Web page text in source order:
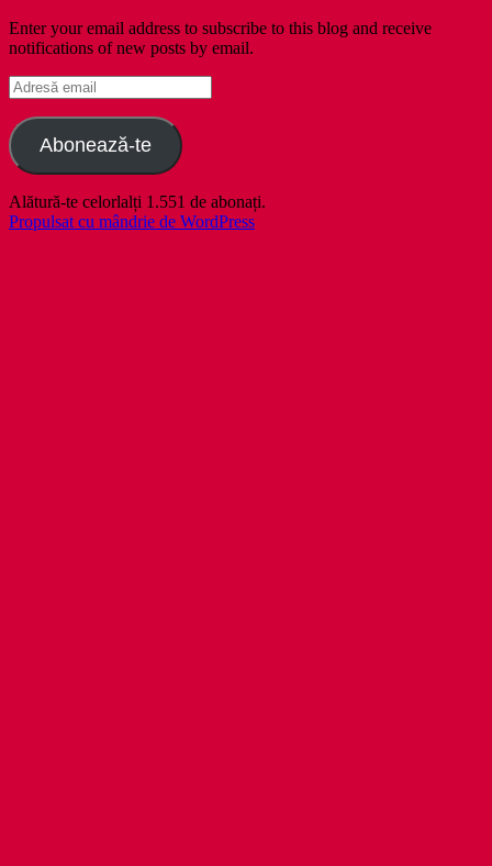
Enter your email address to subscribe to this blog and receive
notifications of new posts by email.
Adresă
email
Abonează-te
Alătură-te celorlalți 1.551 de abonați.
Propulsat cu mândrie de WordPress